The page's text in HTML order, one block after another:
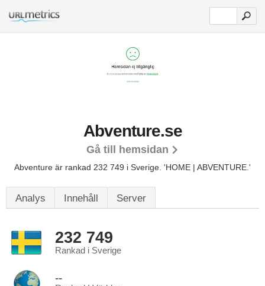
Abventure.se
Gå till hemsidan
Abventure är rankad 232 749 i Sverige. 'HOME | ABVENTURE.'
Analys Innehåll Server
232 749
Rankad i Sverige
--